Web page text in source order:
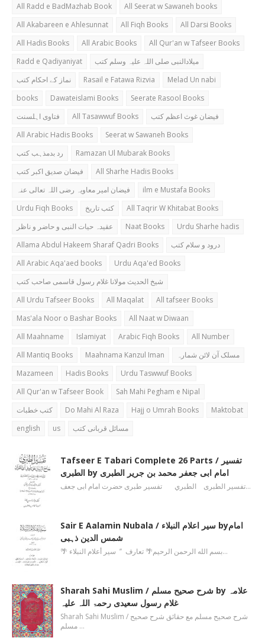
All Radd e BadMazhab Book
All Seerat w Sawaneh books
All Akabareen e Ahlesunnat
All Fiqh Books
All Darsi Books
All Hadis Books
All Arabic Books
All Qur'an w Tafseer Books
Radd e Qadiyaniyat
میلادالنبی صلی اللہ علیہ وسلم کتب
نماز کے احکام کتب
Rasail e Fatawa Rizvia
Melad Un nabi
books
Dawateislami Books
Seerate Rasool Books
فتاوی اہلسنت
All Tasawwuf Books
فیضان غوث اعظم کتب
All Arabic Hadis Books
Seerat w Sawaneh Books
رد بدمذہب کتب
Ramazan Ul Mubarak Books
فیضان صدیق اکبر کتب
All Sharhe Hadis Books
فیضان امیر معاویہ رضی اللہ تعالی عنہ
ilm e Mustafa Books
Urdu Fiqh Books
کتب تاریخ
All Taqrir W Khitabat Books
عقیدہ حیات النبی و حاضر و ناظر
Naat Books
Urdu Sharhe hadis
Allama Abdul Hakeem Sharaf Qadri Books
درود و سلام کتب
All Arabic Aqa'aed books
Urdu Aqa'ed Books
شیخ الحدیث مولانا غلام رسول قاسمی صاحب کتب
All Urdu Tafseer Books
All Maqalat
All tafseer Books
Mas'ala Noor o Bashar Books
All Naat w Diwaan
All Maahname
Islamiyat Arabic Fiqh Books
All Number
All Mantiq Books
Maahnama Kanzul Iman
مسلک آن لائن شمارہ
Mazameen
Hadis Books
Urdu Taswwuf Books
All Qur'an w Tafseer Book
Sah Mahi Pegham e Nipal
کتب خطبات
Do Mahi Al Raza Hajj o Umrah Books
Maktobat
english
us مسائل قربانی کتب
Tafseer E Tabari Complete 26 Parts / تفسیر
الطبری by امام ابی جعفر محمد بن جریر الطبری
تفسیر الطبری الطبري تفسیر طبری حضرت امام ابی جعف…
Sair E Aalamin Nubala / سیر اعلام النبلاء byامام
شمس الدین ذہبی
🌴 بسم الله الرحمن الرحیم🌴 تعارف ’’ سیر أعلام النبلاء…
Sharah Sahi Muslim / شرح صحیح مسلم by علامہ
غلام رسول سعیدی رحمۃ اللہ علیہ
Sharah Sahi Muslim / شرح صحیح مسلم مع حقائق شرح صحیح
مسلم …